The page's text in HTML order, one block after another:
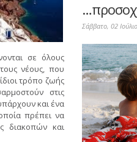
σε όλους
νέους, που
τρόπο ζωής
στις
και ένα
πρέπει να
διακοπών και
Σάββατο, 02